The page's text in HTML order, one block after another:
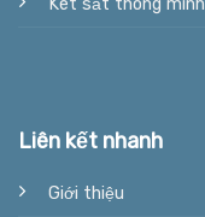
Liên kết nhanh
Giới thiệu